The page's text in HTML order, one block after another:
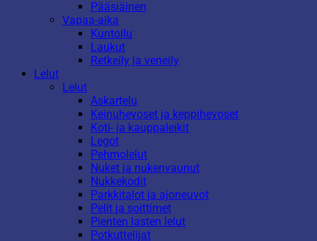
Pääsiäinen
Vapaa-aika
Kuntoilu
Laukut
Retkeily ja veneily
Lelut
Lelut
Askartelu
Keinuhevoset ja keppihevoset
Koti- ja kauppaleikit
Legot
Pehmolelut
Nuket ja nukenvaunut
Nukkekodit
Parkkitalot ja ajoneuvot
Pelit ja soittimet
Pienten lasten lelut
Potkuttelijat